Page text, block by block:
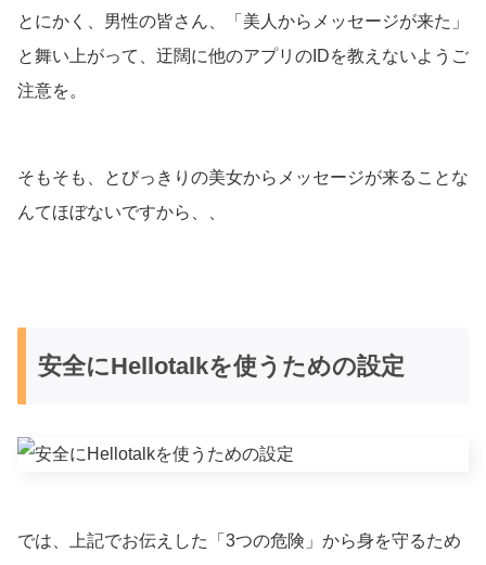
とにかく、男性の皆さん、「美人からメッセージが来た」
と舞い上がって、迂闊に他のアプリのIDを教えないようご
注意を。
そもそも、とびっきりの美女からメッセージが来ることな
んてほぼないですから、、
安全にHellotalkを使うための設定
では、上記でお伝えした「 3つの危険」から身を守るため